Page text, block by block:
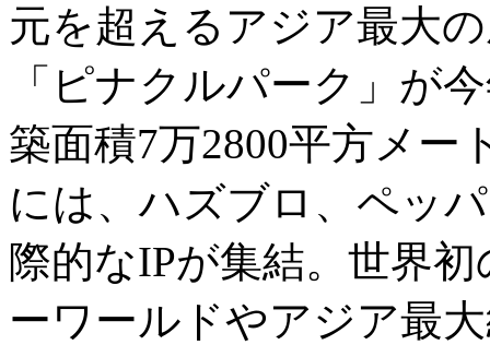
元を超えるアジア最大
「ピナクルパーク」が
築面積7万2800平方メ
には、ハズブロ、ペッ
際的なIPが集結。世界
ーワールドやアジア最